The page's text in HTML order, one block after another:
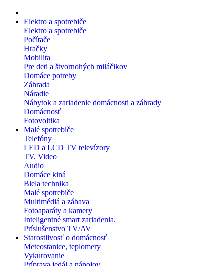
Elektro a spotrebiče
Elektro a spotrebiče
Počítače
Hračky
Mobilita
Pre deti a štvornohých miláčikov
Domáce potreby
Záhrada
Náradie
Nábytok a zariadenie domácnosti a záhrady
Domácnosť
Fotovoltika
Malé spotrebiče
Telefóny
LED a LCD TV televízory
TV, Video
Audio
Domáce kiná
Biela technika
Malé spotrebiče
Multimédiá a zábava
Fotoaparáty a kamery
Inteligentné smart zariadenia.
Príslušenstvo TV/AV
Starostlivosť o domácnosť
Meteostanice, teplomery
Vykurovanie